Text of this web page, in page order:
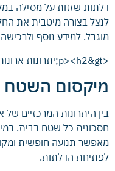
דלתות שזזות על מסילה
לנצל בצורה מיטבית את
מוגבל. למידע נוסף
<p><h2&gt;יתרונות ארונות הזזה
מיקסום השטח
בין היתרונות המרכזיים
חסכונית כל שטח בבית.
מאפשר תנועה חופשית
לפתיחת הדלתות.